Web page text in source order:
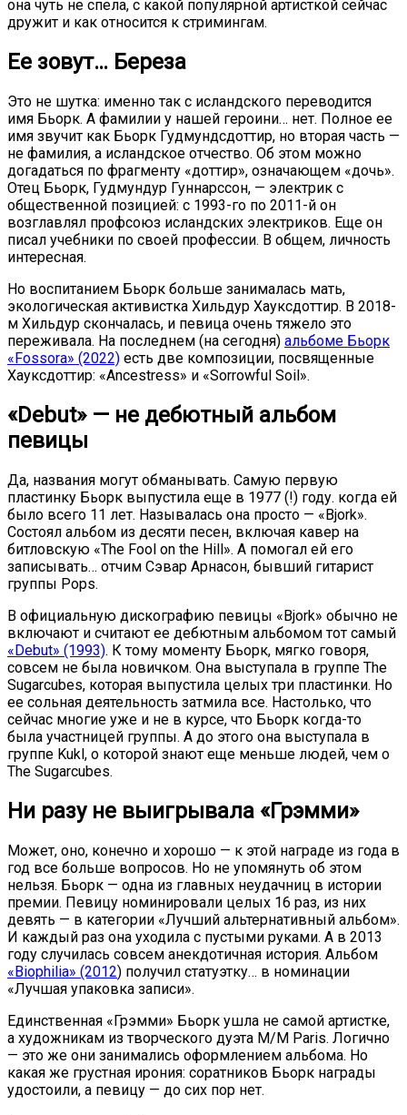
она чуть не спела, с какой популярной артисткой сейчас
дружит и как относится к стримингам.
Ее зовут… Береза
Это не шутка: именно так с исландского переводится
имя Бьорк. А фамилии у нашей героини… нет. Полное ее
имя звучит как Бьорк Гудмундсдоттир, но вторая часть —
не фамилия, а исландское отчество. Об этом можно
догадаться по фрагменту «доттир», означающем «дочь».
Отец Бьорк, Гудмундур Гуннарссон, — электрик с
общественной позицией: с 1993-го по 2011-й он
возглавлял профсоюз исландских электриков. Еще он
писал учебники по своей профессии. В общем, личность
интересная.
Но воспитанием Бьорк больше занималась мать,
экологическая активистка Хильдур Хауксдоттир. В 2018-
м Хильдур скончалась, и певица очень тяжело это
переживала. На последнем (на сегодня) альбоме Бьорк
«Fossora» (2022) есть две композиции, посвященные
Хауксдоттир: «Ancestress» и «Sorrowful Soil».
«Debut» — не дебютный альбом
певицы
Да, названия могут обманывать. Самую первую
пластинку Бьорк выпустила еще в 1977 (!) году. когда ей
было всего 11 лет. Называлась она просто — «Bjork».
Состоял альбом из десяти песен, включая кавер на
битловскую «The Fool on the Hill». А помогал ей его
записывать… отчим Сэвар Арнасон, бывший гитарист
группы Pops.
В официальную дискографию певицы «Bjork» обычно не
включают и считают ее дебютным альбомом тот самый
«Debut» (1993). К тому моменту Бьорк, мягко говоря,
совсем не была новичком. Она выступала в группе The
Sugarcubes, которая выпустила целых три пластинки. Но
ее сольная деятельность затмила все. Настолько, что
сейчас многие уже и не в курсе, что Бьорк когда-то
была участницей группы. А до этого она выступала в
группе Kukl, о которой знают еще меньше людей, чем о
The Sugarcubes.
Ни разу не выигрывала «Грэмми»
Может, оно, конечно и хорошо — к этой награде из года в
год все больше вопросов. Но не упомянуть об этом
нельзя. Бьорк — одна из главных неудачниц в истории
премии. Певицу номинировали целых 16 раз, из них
девять — в категории «Лучший альтернативный альбом».
И каждый раз она уходила с пустыми руками. А в 2013
году случилась совсем анекдотичная история. Альбом
«Biophilia» (2012) получил статуэтку… в номинации
«Лучшая упаковка записи».
Единственная «Грэмми» Бьорк ушла не самой артистке,
а художникам из творческого дуэта M/M Paris. Логично
— это же они занимались оформлением альбома. Но
какая же грустная ирония: соратников Бьорк награды
удостоили, а певицу — до сих пор нет.